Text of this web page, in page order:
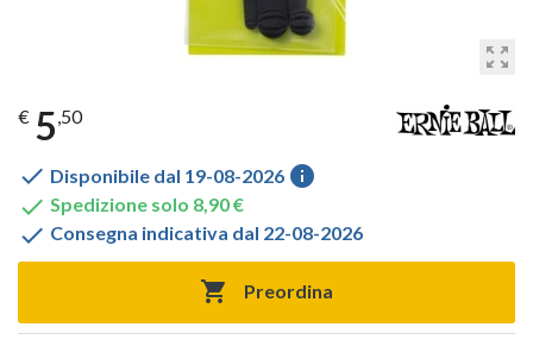
zoom_out_map
€ 5,50
 Disponibile dal 19-08-2026 info
 Spedizione solo 8,90 €
 Consegna indicativa dal 22-08-2026
 Preordina